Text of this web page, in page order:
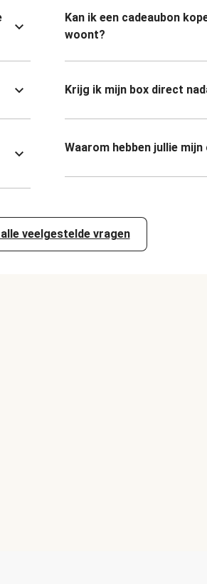
Kan ik een cadeaubon
woont?
Krijg ik mijn box direct
Waarom hebben jullie
veelgestelde vragen